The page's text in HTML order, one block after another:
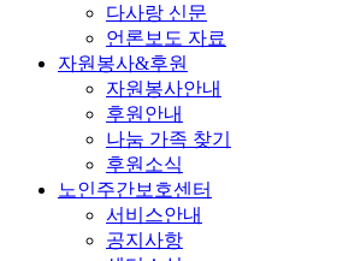
다사랑 신문
언론보도 자료
자원봉사&후원
자원봉사안내
후원안내
나눔 가족 찾기
후원소식
노인주간보호센터
서비스안내
공지사항